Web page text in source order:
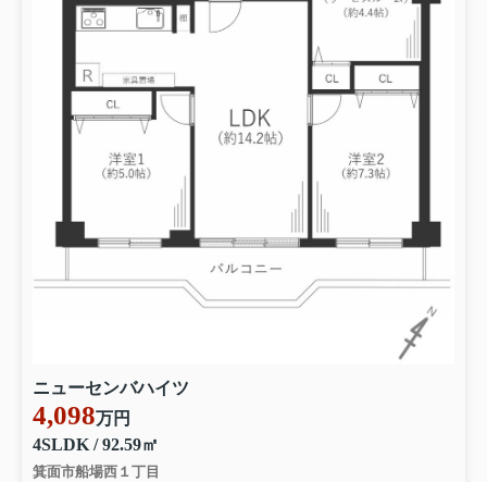
ニューセンバハイツ
4,098万円
4SLDK / 92.59㎡
箕面市船場西１丁目